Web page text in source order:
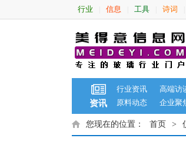
行业 信息 工具 诗词
资讯
行业资讯
高端访
原料动态
企业聚
您现在的位置： 首页 >